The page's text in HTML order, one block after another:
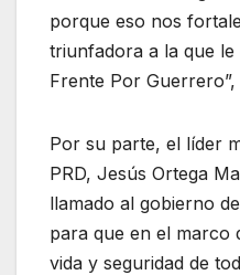
porque eso nos
triunfadora a la que le
Frente Por Guerrero”,
Por su parte, el líder
PRD, Jesús Ortega
llamado al gobierno
para que en el marco
vida y seguridad de